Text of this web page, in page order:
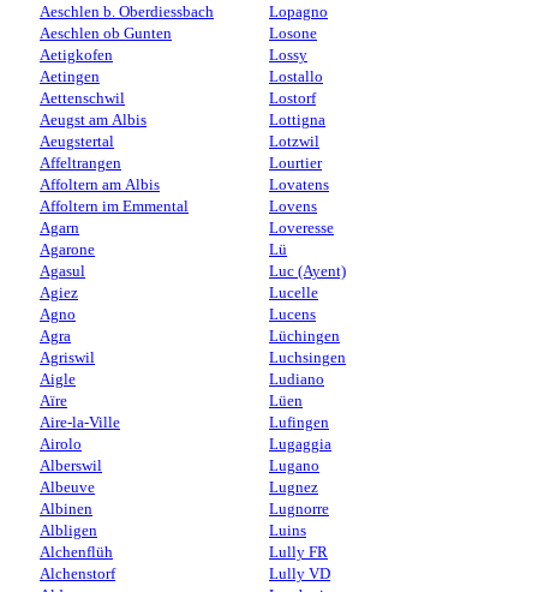
Aeschlen b. Oberdiessbach
Aeschlen ob Gunten
Aetigkofen
Aetingen
Aettenschwil
Aeugst am Albis
Aeugstertal
Affeltrangen
Affoltern am Albis
Affoltern im Emmental
Agarn
Agarone
Agasul
Agiez
Agno
Agra
Agriswil
Aigle
Aïre
Aire-la-Ville
Airolo
Alberswil
Albeuve
Albinen
Albligen
Alchenflüh
Alchenstorf
Lopagno
Losone
Lossy
Lostallo
Lostorf
Lottigna
Lotzwil
Lourtier
Lovatens
Lovens
Loveresse
Lü
Luc (Ayent)
Lucelle
Lucens
Lüchingen
Luchsingen
Ludiano
Lüen
Lufingen
Lugaggia
Lugano
Lugnez
Lugnorre
Luins
Lully FR
Lully VD